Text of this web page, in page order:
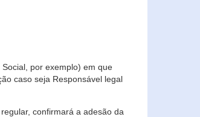
por exemplo) em que
caso seja Responsável legal
confirmará a adesão da